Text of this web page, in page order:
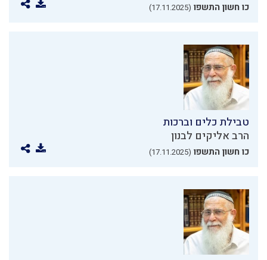
כו חשון התשפו (17.11.2025)
טבילת כלים וברכות
הרב אליקים לבנון
כו חשון התשפו (17.11.2025)